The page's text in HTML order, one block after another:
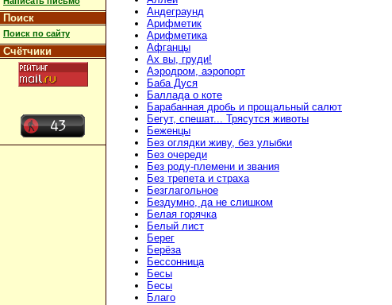
Поиск
Поиск по сайту
Счётчики
Андеграунд
Арифметик
Арифметика
Афганцы
Ах вы, груди!
Аэродром, аэропорт
Баба Дуся
Баллада о коте
Барабанная дробь и прощальный салют
Бегут, спешат... Трясутся животы
Беженцы
Без оглядки живу, без улыбки
Без очереди
Без роду-племени и звания
Без трепета и страха
Безглагольное
Бездумно, да не слишком
Белая горячка
Белый лист
Берег
Берёза
Бессонница
Бесы
Бесы
Благо